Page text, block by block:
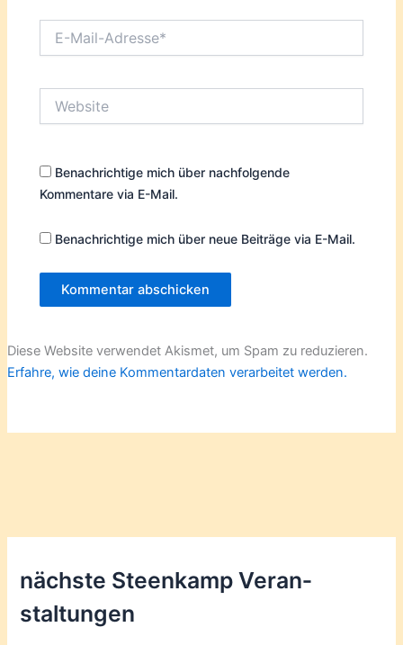
Mail-
Benachrichtige mich über nachfolgende
Kommentare via E-Mail.
Benachrichtige mich über neue Beiträge via E-Mail.
Diese Website verwendet Akismet, um Spam zu reduzieren.
Erfahre, wie deine Kommentardaten verarbeitet werden.
nächste Steenkamp Veran­
staltungen